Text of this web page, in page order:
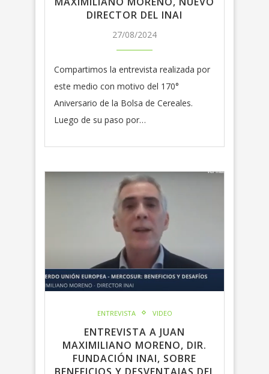
DIRECTOR DEL INAI
27/08/2024
Compartimos la entrevista realizada por
este medio con motivo del 170°
Aniversario de la Bolsa de Cereales.
Luego de su paso por…
ENTREVISTA VIDEO
ENTREVISTA A JUAN
MAXIMILIANO MORENO, DIR.
FUNDACIÓN INAI, SOBRE